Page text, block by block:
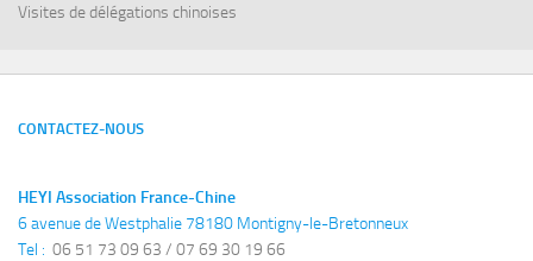
Visites de délégations chinoises
CONTACTEZ-NOUS
HEYI Association France-Chine
6 avenue de Westphalie 78180 Montigny-le-Bretonneux
Tel : 06 51 73 09 63 / 07 69 30 19 66